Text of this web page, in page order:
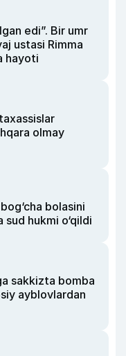
edi”. Bir umr
ustasi Rimma
hayoti
olmay
bolasini
hukmi o‘qildi
sakkizta bomba
ayblovlardan